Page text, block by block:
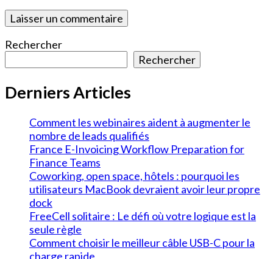
Rechercher
Rechercher
Derniers Articles
Comment les webinaires aident à augmenter le
nombre de leads qualifiés
France E-Invoicing Workflow Preparation for
Finance Teams
Coworking, open space, hôtels : pourquoi les
utilisateurs MacBook devraient avoir leur propre
dock
FreeCell solitaire : Le défi où votre logique est la
seule règle
Comment choisir le meilleur câble USB-C pour la
charge rapide